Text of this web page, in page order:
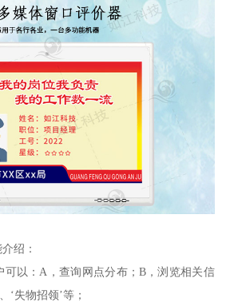
绍：
可以：A，查询网点分布；B，浏览相关信
‘失物招领’等；